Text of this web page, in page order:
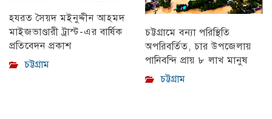
হযরত সৈয়দ মইনুদ্দীন আহমদ
মাইজভাণ্ডারী ট্রাস্ট-এর বার্ষিক
প্রতিবেদন প্রকাশ
চট্টগ্রাম
চট্টগ্রামে বন্যা পরিস্থিতি
অপরিবর্তিত, চার উপজেলায়
পানিবন্দি প্রায় ৮ লাখ মানুষ
চট্টগ্রাম